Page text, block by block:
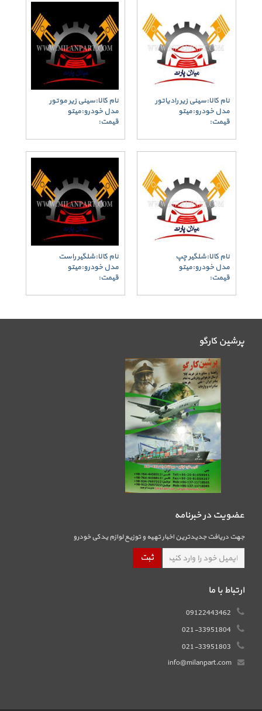
نام کالا:سینی زیر رادیاتور
مدل خودرو:میتو
قیمت:
نام کالا:سینی زیر موتور
مدل خودرو:میتو
قیمت:
نام کالا:شلگیر چپ
مدل خودرو:میتو
قیمت:
نام کالا:شلگیر راست
مدل خودرو:میتو
قیمت:
پرشین کارگو
عضویت در خبرنامه
جهت دریافت جدیدترین اخبار تهیه و توزیع لوازم یدکی خودرو
ارتباط با ما
09122443462
021-33951804
021-33951803
info@milanpart.com